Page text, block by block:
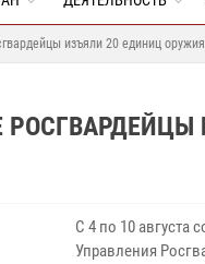
изъяли 20 единиц оружия
С 4 по 10 августа
Управления